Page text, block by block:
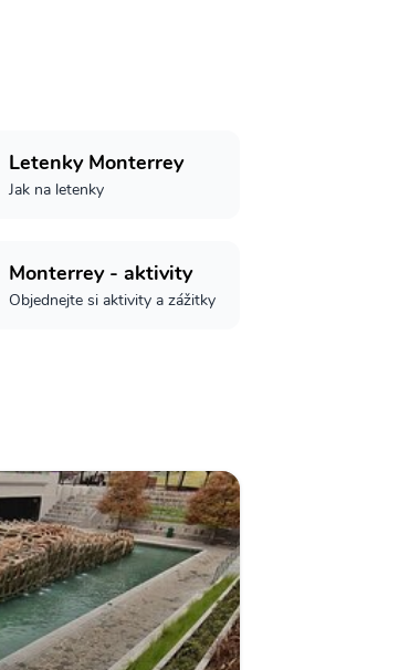
Letenky Monterrey
Jak na letenky
Monterrey - aktivity
Objednejte si aktivity a zážitky